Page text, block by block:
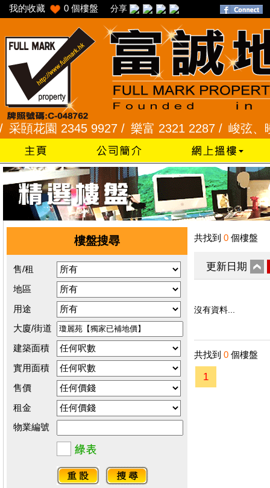
我的收藏 0 個樓盤 分享
花園 2345 9927 /樂富 2321 2287 / 峻弦、曉暉
樓盤搜尋
售/租
地區
用途
大廈/街道
建築面積
實用面積
售價
租金
物業編號
共找到 0 個樓盤
更新日期
沒有資料...
共找到 0 個樓盤
1